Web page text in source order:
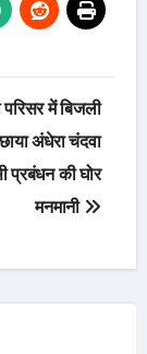
में बिजली
अंधेरा चंदवा
प्रबंधन की घोर
मनमानी